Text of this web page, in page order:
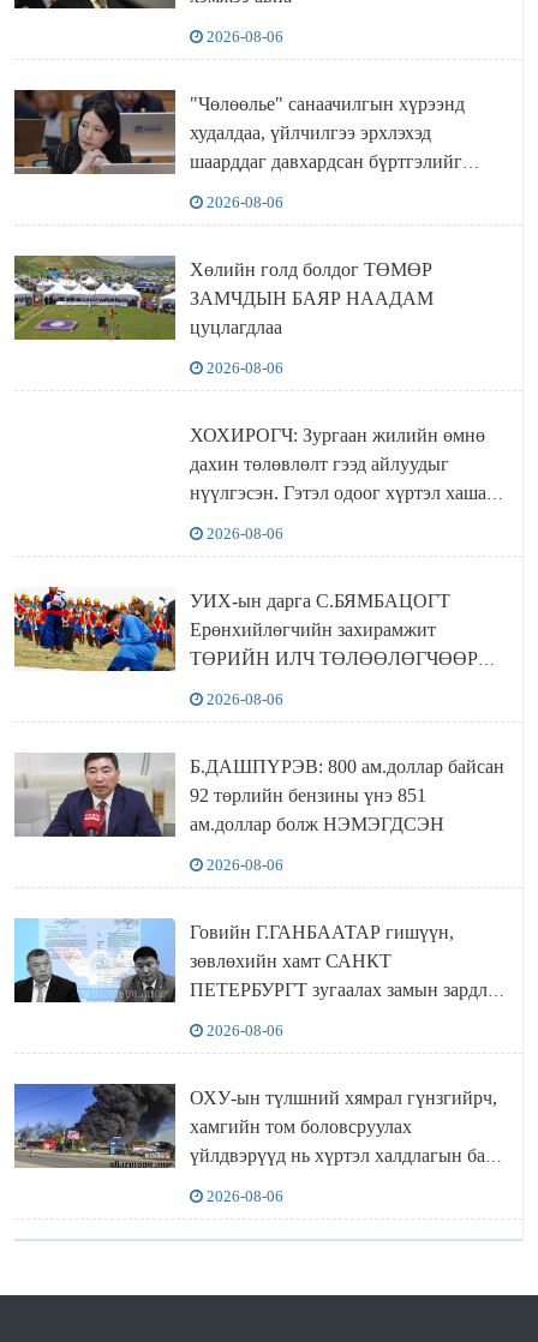
2026-08-06
"Чөлөөлье" санаачилгын хүрээнд
худалдаа, үйлчилгээ эрхлэхэд
шаарддаг давхардсан бүртгэлийг
2026-08-06
Хөлийн голд болдог ТӨМӨР
ЗАМЧДЫН БАЯР НААДАМ
цуцлагдлаа
2026-08-06
ХОХИРОГЧ: Зургаан жилийн өмнө
дахин төлөвлөлт гээд айлуудыг
нүүлгэсэн. Гэтэл одоог хүртэл хашаа
2026-08-06
УИХ-ын дарга С.БЯМБАЦОГТ
Ерөнхийлөгчийн захирамжит
ТӨРИЙН ИЛЧ ТӨЛӨӨЛӨГЧӨӨР
2026-08-06
Б.ДАШПҮРЭВ: 800 ам.доллар байсан
92 төрлийн бензины үнэ 851
ам.доллар болж НЭМЭГДСЭН
2026-08-06
Говийн Г.ГАНБААТАР гишүүн,
зөвлөхийн хамт САНКТ
ПЕТЕРБУРГТ зугаалах замын зардлаа
2026-08-06
ОХУ-ын түлшний хямрал гүнзгийрч,
хамгийн том боловсруулах
үйлдвэрүүд нь хүртэл халдлагын бай
2026-08-06